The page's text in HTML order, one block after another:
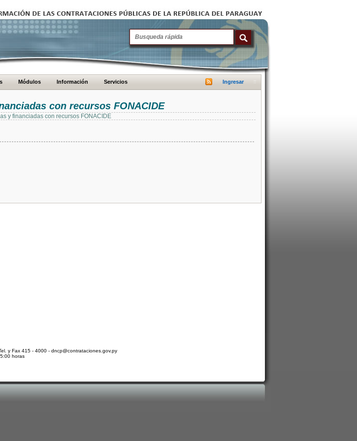
Módulos Información Servicios Ingresar
con recursos FONACIDE
y financiadas con recursos FONACIDE
y Fax 415 - 4000 - dncp@contrataciones.gov.py
horas